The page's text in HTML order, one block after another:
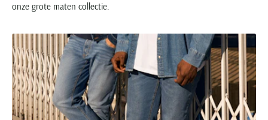
onze grote maten collectie.